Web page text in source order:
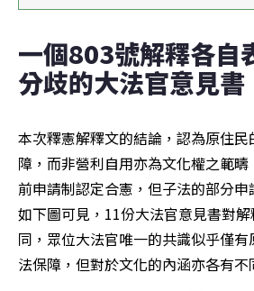
一個803號解釋各自
分歧的大法官意見書
本次釋憲解釋文的結論，認為原住
障，而非營利自用亦為文化權之範
前申請制認定合憲，但子法的部分申
如下圖可見，11份大法官意見書對
同，眾位大法官唯一的共識似乎僅
法保障，但對於文化的內涵亦各有不